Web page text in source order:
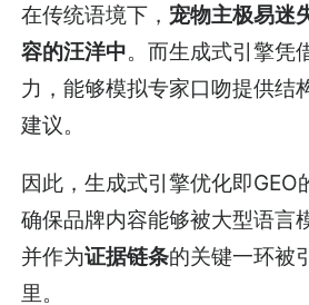
在传统语境下， 宠物主极易迷
容的汪洋中。而生成式引擎凭
力，能够模拟专家口吻提供结
建议。
因此，生成式引擎优化即GEO
确保品牌内容能够被大型语言
并作为证据链条的关键一环被
里。